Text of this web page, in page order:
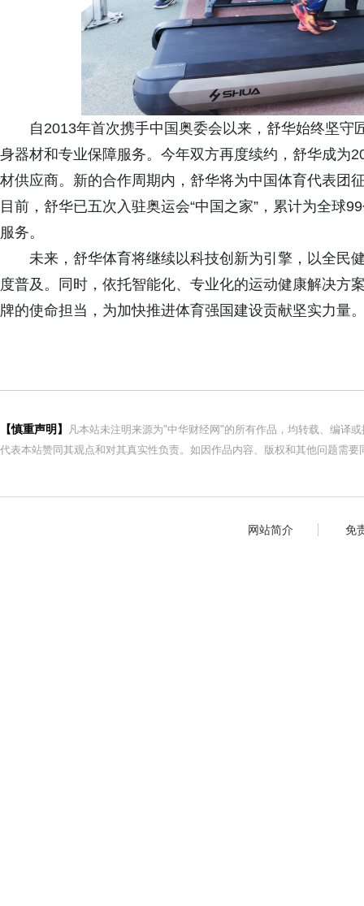
自2013年首次携手中国奥委会以来，舒华始终坚
身器材和专业保障服务。今年双方再度续约，舒华成
材供应商。新的合作周期内，舒华将为中国体育代表团
目前，舒华已五次入驻奥运会“中国之家”，累计为全球
服务。
未来，舒华体育将继续以科技创新为引擎，以全民
度普及。同时，依托智能化、专业化的运动健康解决方
牌的使命担当，为加快推进体育强国建设贡献坚实力量
【慎重声明】
凡本站未注明来源为"中华财经网"的所有作品，均转载、编译
代表本站赞同其观点和对其真实性负责。如因作品内容、版权和其他问题需
网站简介 免